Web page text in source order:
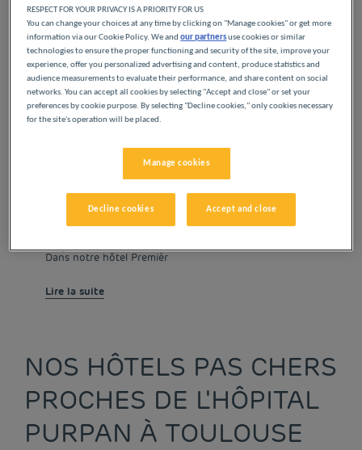
Que vous soyez en déplacement professionnel, en
séjour touristique, en famille ou en groupe, notre hôtel
Première Classe à Purpan Toulouse vous accueille pour
l’ouest de la ville, à deux pas du centre hospitalier de
Purpan et à moins d'un quart d'heure du centre-ville,
notre établissement constitue un point de chute
pratique pour explorer la Ville Rose et ses alentours.
Wi-Fi illimité et notre petit déjeuner à volonté
répondent à tous les besoins de voyageurs en quête
d’un hébergement fonctionnel et abordable. Depuis
l’hôtel, les accès aux transports en commun sont
rapides et vous permettent de rejoindre la gare,
l’aéroport ou les grands sites toulousains en toute
Des chambres tout confort à
Purpan, Toulouse
Dans notre hôtel Premièr
Lire la suite
NOS HÔTELS PAS CHERS
PROCHES DE L'HÔPITAL
PURPAN À TOULOUSE
RESPECT FOR YOUR PRIVACY IS A PRIORITY FOR US
You can change your choices at any time by clicking on "Manage cookies" or get more
information via our Cookie Policy. We andour partnersuse cookies or similar
technologies to ensure the proper functioning and security of the site, improve your
experience, offer you personalized advertising and content, produce statistics and
audience measurements to evaluate their performance, and share content on social
networks. You can accept all cookies by selecting "Accept and close" or set your
preferences by cookie purpose. By selecting "Decline cookies," only cookies necessary
for the site's operation will be placed.
Manage cookies
Decline cookies Accept and close